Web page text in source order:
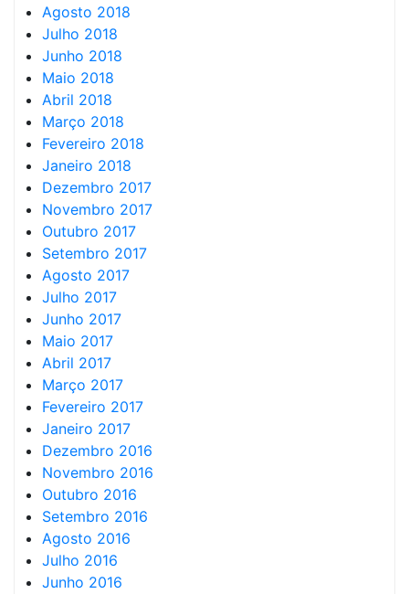
Agosto 2018
Julho 2018
Junho 2018
Maio 2018
Abril 2018
Março 2018
Fevereiro 2018
Janeiro 2018
Dezembro 2017
Novembro 2017
Outubro 2017
Setembro 2017
Agosto 2017
Julho 2017
Junho 2017
Maio 2017
Abril 2017
Março 2017
Fevereiro 2017
Janeiro 2017
Dezembro 2016
Novembro 2016
Outubro 2016
Setembro 2016
Agosto 2016
Julho 2016
Junho 2016